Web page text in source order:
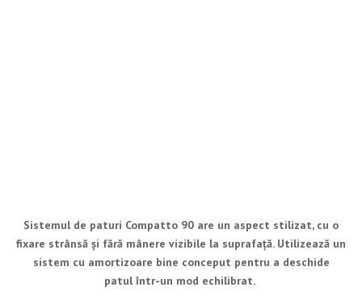
Sistemul de paturi Compatto 90 are un aspect stilizat, cu o
fixare strânsă și fără mânere vizibile la suprafață. Utilizează un
sistem cu amortizoare bine conceput pentru a deschide
patulîntr-un mod echilibrat.